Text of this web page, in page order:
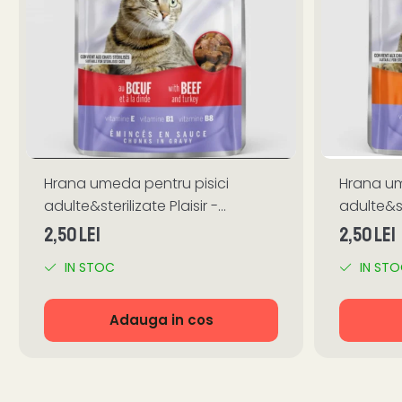
Hrana umeda pentru pisici
adulte&sterilizate Plaisir -
vita&curcan 100g
2,50 Lei
IN STOC
Adauga in cos
Hrana
pui&ficat
2,50 Lei
IN